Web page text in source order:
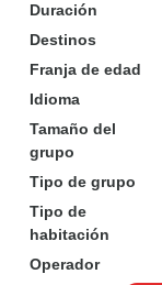
Duración
Destinos
Franja de edad
Idioma
Tamaño del
grupo
Tipo de grupo
Tipo de
habitación
Operador